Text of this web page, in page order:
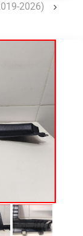
2026)